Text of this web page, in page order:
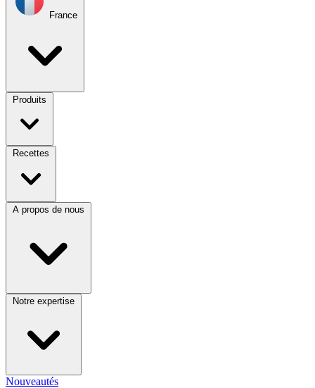
France
Produits
Recettes
A propos de nous
Notre expertise
Nouveautés